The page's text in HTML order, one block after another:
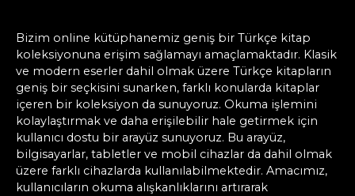
Bizim online kütüphanemiz geniş bir Türkçe kitap
koleksiyonuna erişim sağlamayı amaçlamaktadır. Klasik
ve modern eserler dahil olmak üzere Türkçe kitapların
geniş bir seçkisini sunarken, farklı konularda kitaplar
içeren bir koleksiyon da sunuyoruz. Okuma işlemini
kolaylaştırmak ve daha erişilebilir hale getirmek için
kullanıcı dostu bir arayüz sunuyoruz. Bu arayüz,
bilgisayarlar, tabletler ve mobil cihazlar da dahil olmak
üzere farklı cihazlarda kullanılabilmektedir. Amacımız,
kullanıcıların okuma alışkanlıklarını artırarak